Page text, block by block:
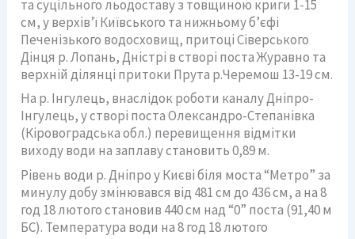
та суцільного льодоставу з товщиною криги 1-15
см, у верхів’ї Київського та нижньому б’єфі
Печенізького водосховищ, притоці Сіверського
Дінця р. Лопань, Дністрі в створі поста Журавно та
верхній ділянці притоки Прута р.Черемош 13-19 см.
На р. Інгулець, внаслідок роботи каналу Дніпро-
Інгулець, у створі поста Олександро-Степанівка
(Кіровоградська обл.) перевищення відмітки
виходу води на заплаву становить 0,89 м.
Рівень води р. Дніпро у Києві біля моста “Метро” за
минулу добу змінювався від 481 см до 436 см, а на 8
год 18 лютого становив 440 см над “0” поста (91,40 м
БС). Температура води на 8 год 18 лютого